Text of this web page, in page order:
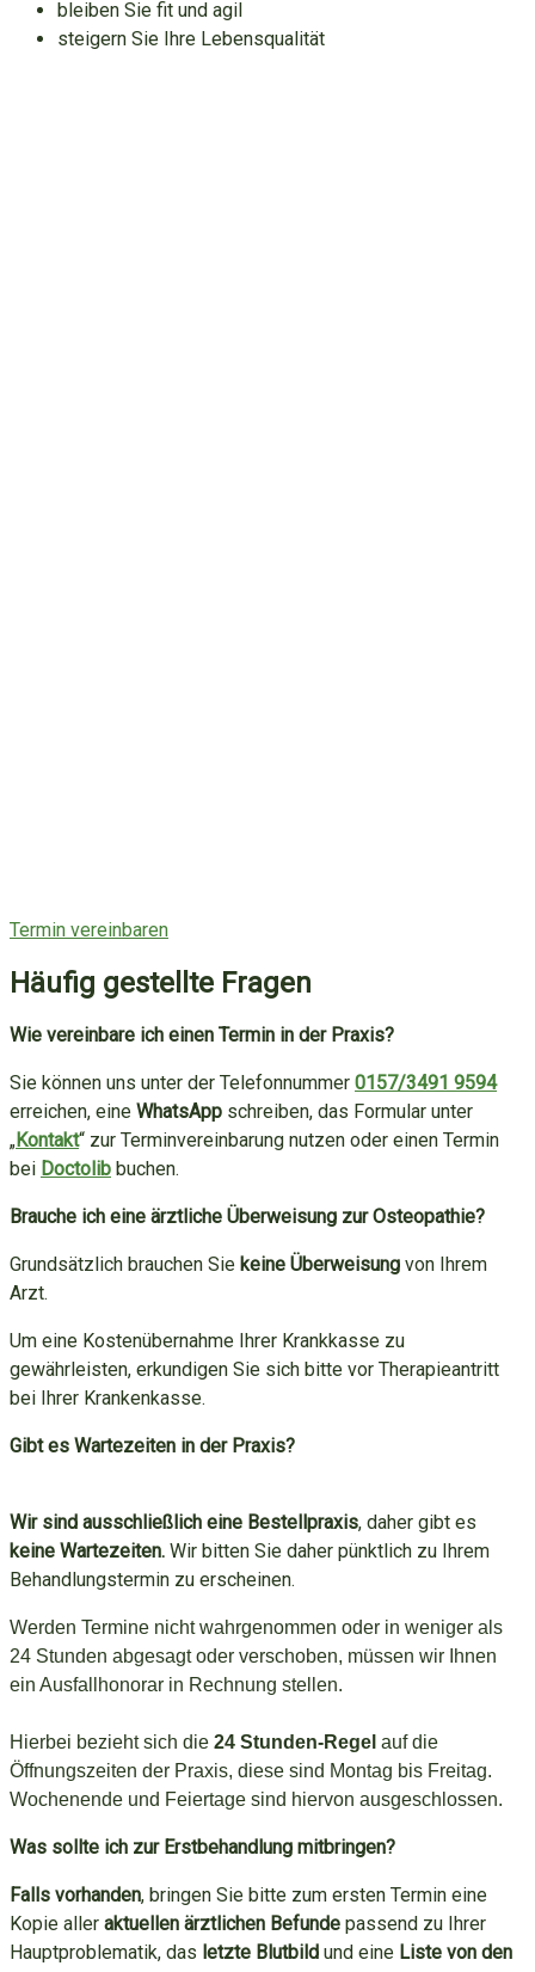
bleiben Sie fit und agil
steigern Sie Ihre Lebensqualität
Termin vereinbaren
Häufig gestellte Fragen
Wie vereinbare ich einen Termin in der Praxis?
Sie können uns unter der Telefonnummer 0157/3491 9594
erreichen, eine WhatsApp schreiben, das Formular unter
„Kontakt“ zur Terminvereinbarung nutzen oder einen Termin
bei Doctolib buchen.
Brauche ich eine ärztliche Überweisung zur Osteopathie?
Grundsätzlich brauchen Sie keine Überweisung von Ihrem
Arzt.
Um eine Kostenübernahme Ihrer Krankkasse zu
gewährleisten, erkundigen Sie sich bitte vor Therapieantritt
bei Ihrer Krankenkasse.
Gibt es Wartezeiten in der Praxis?
Wir sind ausschließlich eine Bestellpraxis, daher gibt es
keine Wartezeiten. Wir bitten Sie daher pünktlich zu Ihrem
Behandlungstermin zu erscheinen.
Werden Termine nicht wahrgenommen oder in weniger als
24 Stunden abgesagt oder verschoben, müssen wir Ihnen
ein Ausfallhonorar in Rechnung stellen.
Hierbei bezieht sich die 24 Stunden-Regel auf die
Öffnungszeiten der Praxis, diese sind Montag bis Freitag.
Wochenende und Feiertage sind hiervon ausgeschlossen.
Was sollte ich zur Erstbehandlung mitbringen?
Falls vorhanden, bringen Sie bitte zum ersten Termin eine
Kopie aller aktuellen ärztlichen Befunde passend zu Ihrer
Hauptproblematik, das letzte Blutbild und eine Liste von den